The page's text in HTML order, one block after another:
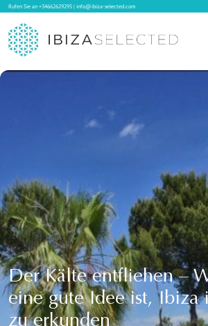
Rufen Sie an+34662629295|info@ibiza-selected.com
Verkauf
Blog
Services
Kontakt
Der Kälte entfliehen –
eine gute Idee ist, Ibiza
zu erkunden